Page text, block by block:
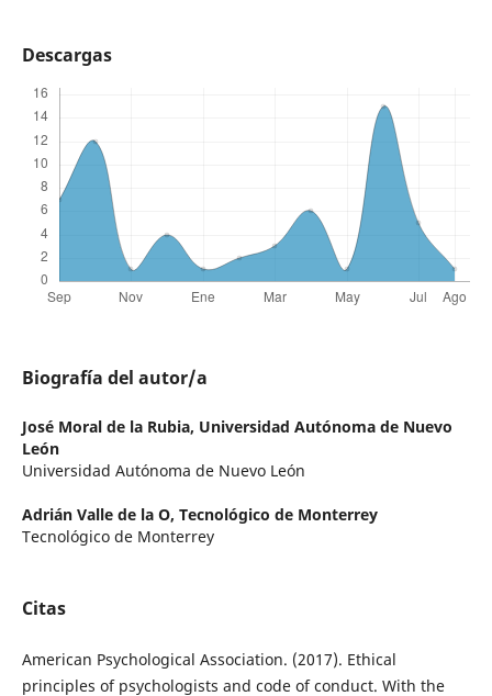
Descargas
Biografía del autor/a
José Moral de la Rubia, Universidad Autónoma de Nuevo
León
Universidad Autónoma de Nuevo León
Adrián Valle de la O, Tecnológico de Monterrey
Tecnológico de Monterrey
Citas
American Psychological Association. (2017). Ethical
principles of psychologists and code of conduct. With the